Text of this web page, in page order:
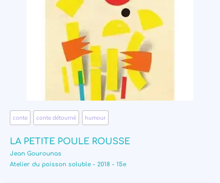
conte conte détourné humour
LA PETITE POULE ROUSSE
Jean Gourounas
Atelier du poisson soluble - 2018 - 15e